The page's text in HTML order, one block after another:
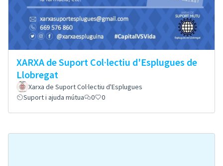
XARXA de Suport Col·lectiu d'Esplugues de
Llobregat
Xarxa de Suport Col·lectiu d'Esplugues
Suport i ajuda mútua
0 0